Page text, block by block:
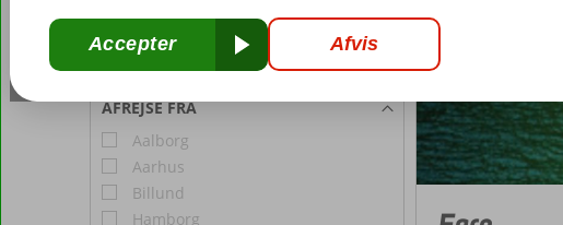
Værelse 1: 2 Personer
Rediger antal rejsende
AFREJSE FRA
Aalborg
Aarhus
Billund
Hamborg